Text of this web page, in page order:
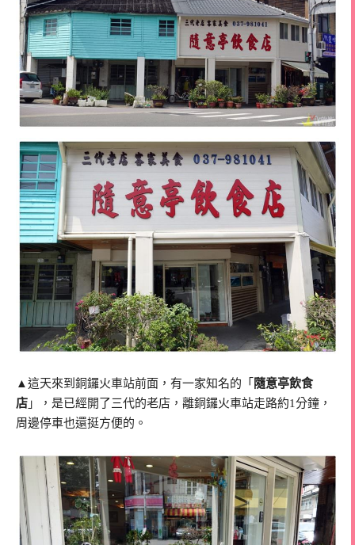
▲這天來到銅鑼火車站前面，有一家知名的「 隨意亭飲食
店 」，是已經開了三代的老店，離銅鑼火車站走路約1分鐘，
周邊停車也還挺方便的。